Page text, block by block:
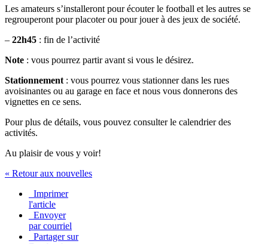
Les amateurs s’installeront pour écouter le football et les autres se
regrouperont pour placoter ou pour jouer à des jeux de société.
– 22h45 : fin de l’activité
Note : vous pourrez partir avant si vous le désirez.
Stationnement : vous pourrez vous stationner dans les rues
avoisinantes ou au garage en face et nous vous donnerons des
vignettes en ce sens.
Pour plus de détails, vous pouvez consulter le calendrier des
activités.
Au plaisir de vous y voir!
« Retour aux nouvelles
Imprimer
l'article
Envoyer
par courriel
Partager sur